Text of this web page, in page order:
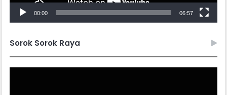
00:00 06:57
Sorok Sorok Raya